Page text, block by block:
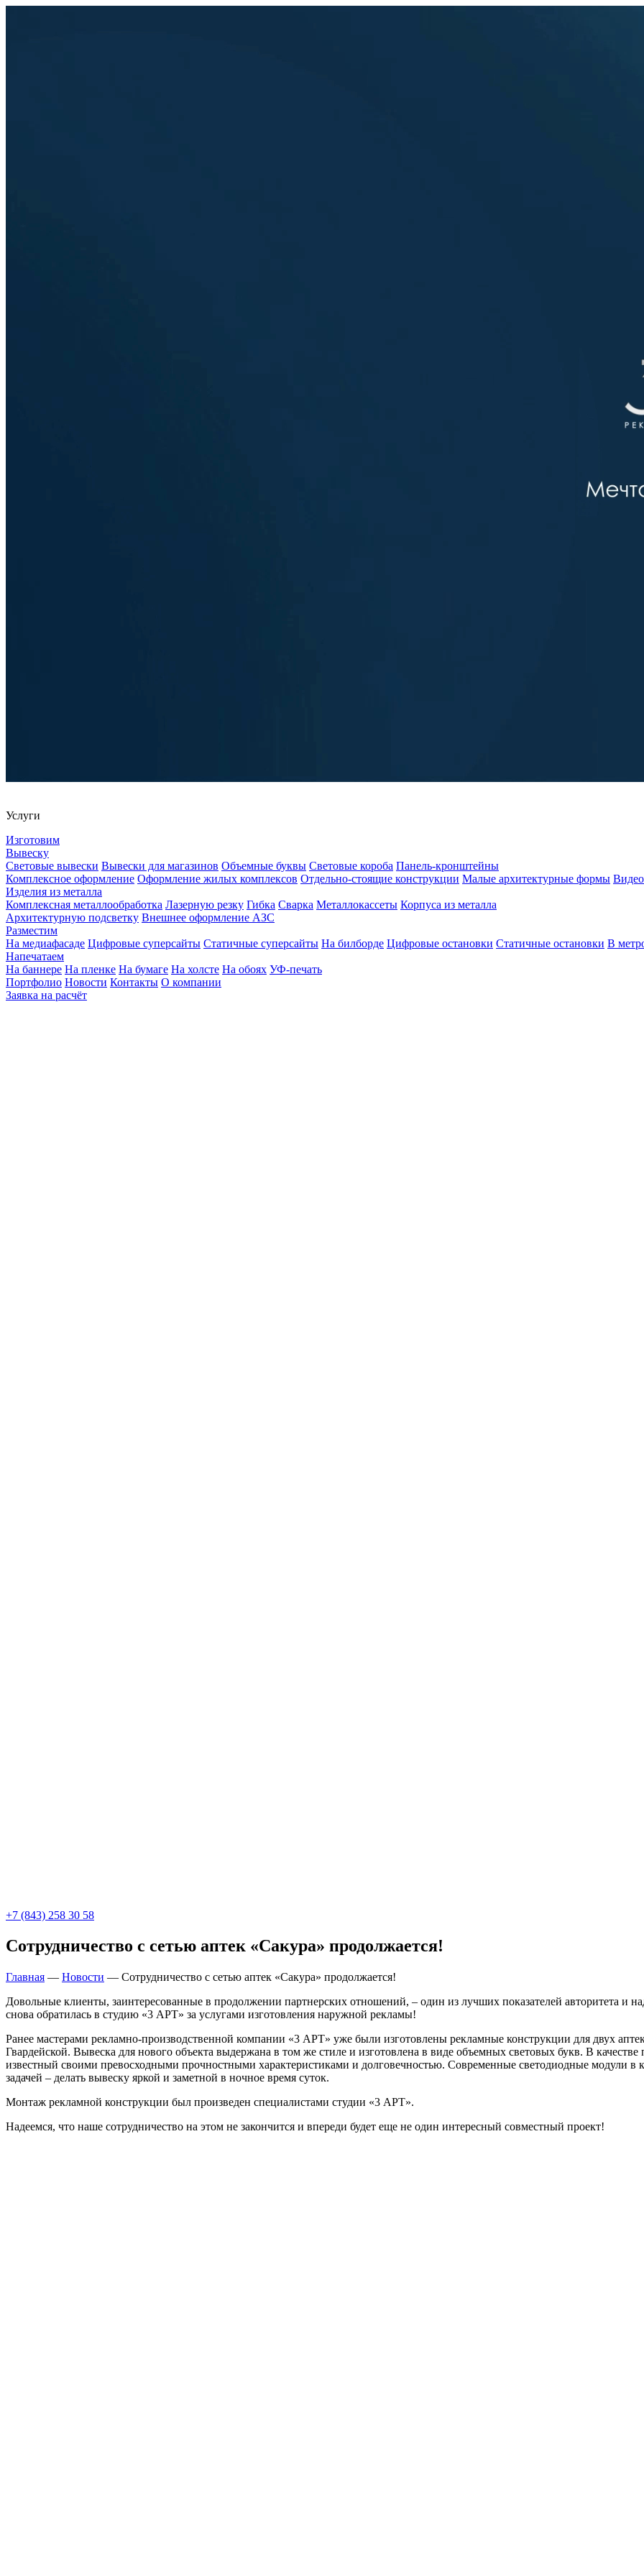
Услуги
Изготовим
Вывеску
Световые вывески Вывески для магазинов Объемные буквы Световые короба Панель-кронштейны
Комплексное оформление Оформление жилых комплексов Отдельно-стоящие конструкции Малые архитектурные формы
Изделия из металла
Комплексная металлообработка Лазерную резку Гибка Сварка Металлокассеты Корпуса из металла
Архитектурную подсветку Внешнее оформление АЗС
Разместим
На медиафасаде Цифровые суперсайты Статичные суперсайты На билборде Цифровые остановки Статичные остановки В
Напечатаем
На баннере На пленке На бумаге На холсте На обоях УФ-печать
Портфолио Новости Контакты О компании
Заявка на расчёт
+7 (843) 258 30 58
Сотрудничество с сетью аптек «Сакура» продолжается!
Главная — Новости — Сотрудничество с сетью аптек «Сакура» продолжается!
Довольные клиенты, заинтересованные в продолжении партнерских отношений, – один из лучших показателей авторитета и
снова обратилась в студию «3 АРТ» за услугами изготовления наружной рекламы!
Ранее мастерами рекламно-производственной компании «3 АРТ» уже были изготовлены рекламные конструкции для двух
Гвардейской. Вывеска для нового объекта выдержана в том же стиле и изготовлена в виде объемных световых букв. В
известный своими превосходными прочностными характеристиками и долговечностью. Современные светодиодные модули в
задачей – делать вывеску яркой и заметной в ночное время суток.
Монтаж рекламной конструкции был произведен специалистами студии «3 АРТ».
Надеемся, что наше сотрудничество на этом не закончится и впереди будет еще не один интересный совместный проект!